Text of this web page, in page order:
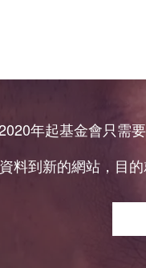
年起基金會只需
料到新的網站，目